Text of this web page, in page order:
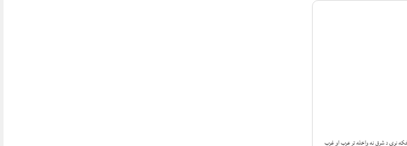
نړۍ د شرق نه واخله تر عرب او غرب